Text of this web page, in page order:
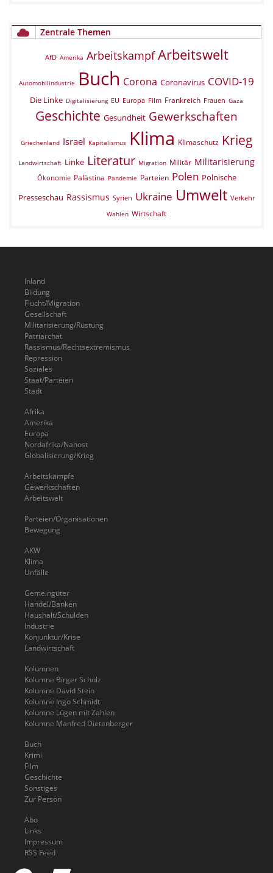
Zentrale Themen
AfD Amerika Arbeitskampf Arbeitswelt
Automobilindustrie Buch Corona Coronavirus COVID-19
Die Linke Digitalisierung EU Europa Film Frankreich Frauen Gaza
Geschichte Gesundheit Gewerkschaften
Griechenland Israel Kapitalismus Klima Klimaschutz Krieg
Landwirtschaft Linke Literatur Migration Militär Militarisierung
Ökonomie Palästina Pandemie Parteien Polen Polnische
Presseschau Rassismus Syrien Ukraine Umwelt Verkehr
Wahlen Wirtschaft
Inland
Bildung
Flucht/Migration
Gesellschaft
Militarisierung/Rüstung
Patriarchat
Rassismus/Rechtsextremismus
Repression
Soziales
Staat/Parteien
Stadt
Afrika
Amerika
Europa
Nordafrika/Nahost
Globalisierung/Krieg
Arbeitskämpfe
Gewerkschaften
Arbeitswelt
Parteien/Organisationen
Bewegung
AKW
Klima
Unfälle
Gemeingüter
Handel/Banken
Haushalt/Schulden
Industrie
Konjunktur/Krise
Landwirtschaft
Kolumnen
Kolumne Birger Scholz
Kolumne David Stein
Kolumne Ingo Schmidt
Kolumne Lügen mit Zahlen
Kolumne Manfred Dietenberger
Buch
Krimi
Film
Geschichte
Sonstiges
Zur Person
Abo
Links
Impressum
RSS Feed